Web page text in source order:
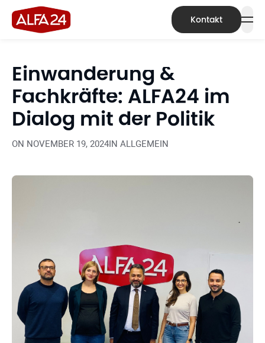
Kontakt
Einwanderung &
Fachkräfte: ALFA24 im
Dialog mit der Politik
ON NOVEMBER 19, 2024IN ALLGEMEIN